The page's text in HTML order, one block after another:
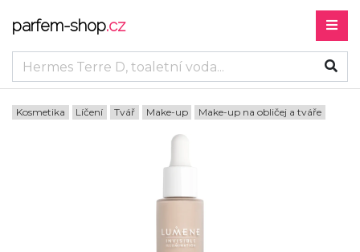
parfem-shop.cz
Kosmetika Líčení Tvář Make-up Make-up na obličej a tváře